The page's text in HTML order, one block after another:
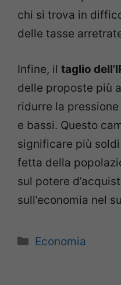
chi si trova in
delle tasse
Infine, il taglio
delle proposte più
ridurre la
e bassi. Questo
significare più
fetta della
sul potere
sull’economia nel
Categorie
Economia